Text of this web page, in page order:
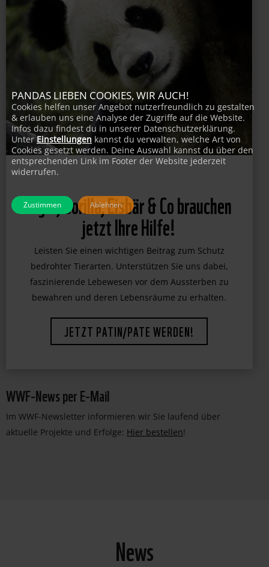
Tiger, Gorilla, Eisbär & Co brauchen
jetzt Ihre Hilfe!
Leisten Sie einen wichtigen Beitrag zum Schutz
bedrohter Tierarten. Unterstützen Sie uns dabei,
faszinierende Lebewesen vor dem Aussterben zu
JETZT PATIN/PATE WERDEN!
WWF-News per E-Mail
Im WWF-Newsletter informieren wir Sie laufend über
aktuelle Projekte und Erfolge: Hier bestellen!
News
PANDAS LIEBEN COOKIES, WIR AUCH!
Cookies helfen unser Angebot nutzerfreundlich zu gestalten
& erlauben uns eine Analyse der Zugriffe auf die Website.
Infos dazu findest du in unserer Datenschutzerklärung.
UnterEinstellungen kannst du verwalten, welche Art von
Cookies gesetzt werden. Deine Auswahl kannst du über den
entsprechenden Link im Footer der Website jederzeit
widerrufen.
Zustimmen Ablehnen